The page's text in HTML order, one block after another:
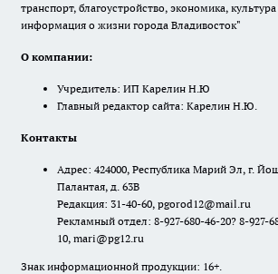
транспорт, благоустройство, экономика,
информация о жизни города Владивосток"
О компании:
Учредитель: ИП Карелин Н.Ю
Главный редактор сайта: Карелин Н.Ю.
Контакты
Адрес: 424000, Республика Марий Эл, г.
Палантая, д. 63В
Редакция: 31-40-60, pgorod12@mail.ru
Рекламный отдел: 8-927-680-46-20? 8-927-
10, mari@pg12.ru
Знак информационной продукции: 16+.